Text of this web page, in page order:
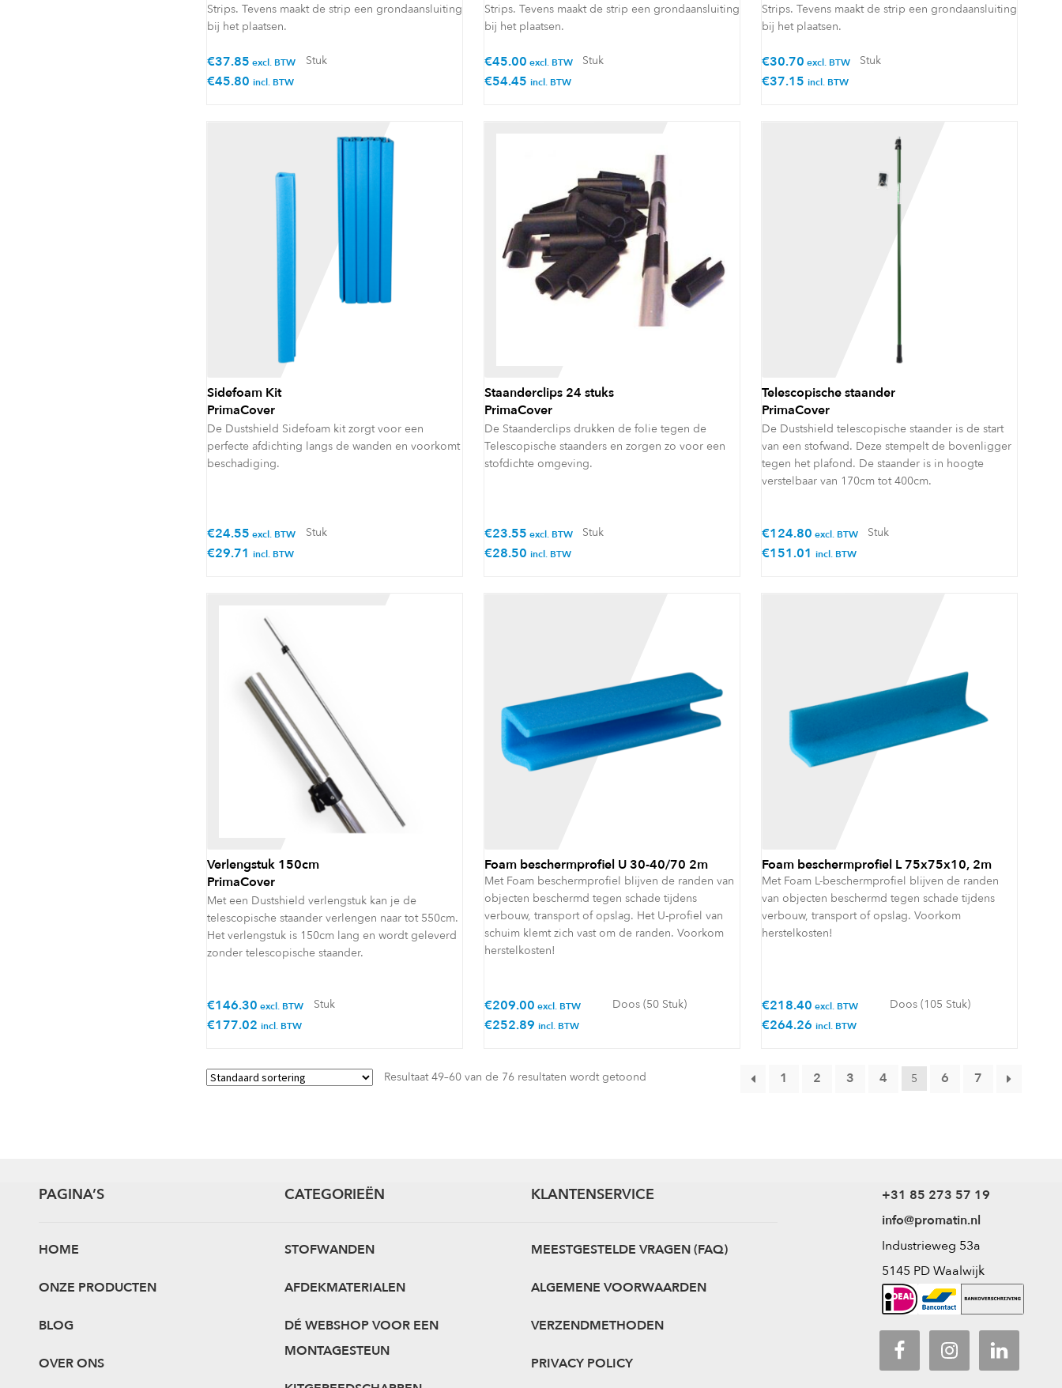
Strips. Tevens maakt de strip een grondaansluiting
bij het plaatsen.
€37.85 excl. BTW
€45.80 incl. BTW
Stuk
Strips. Tevens maakt de strip een grondaansluiting
bij het plaatsen.
€45.00 excl. BTW
€54.45 incl. BTW
Stuk
Strips. Tevens maakt de strip een grondaansluiting
bij het plaatsen.
€30.70 excl. BTW
€37.15 incl. BTW
Stuk
Sidefoam Kit
PrimaCover
De Dustshield Sidefoam kit zorgt voor een
perfecte afdichting langs de wanden en voorkomt
beschadiging.
€24.55 excl. BTW
€29.71 incl. BTW
Stuk
Staanderclips 24 stuks
PrimaCover
De Staanderclips drukken de folie tegen de
Telescopische staanders en zorgen zo voor een
stofdichte omgeving.
€23.55 excl. BTW
€28.50 incl. BTW
Stuk
Telescopische staander
PrimaCover
De Dustshield telescopische staander is de start
van een stofwand. Deze stempelt de bovenligger
tegen het plafond. De staander is in hoogte
verstelbaar van 170cm tot 400cm.
€124.80 excl. BTW
€151.01 incl. BTW
Stuk
Verlengstuk 150cm
PrimaCover
Met een Dustshield verlengstuk kan je de
telescopische staander verlengen naar tot 550cm.
Het verlengstuk is 150cm lang en wordt geleverd
zonder telescopische staander.
€146.30 excl. BTW
€177.02 incl. BTW
Stuk
Foam beschermprofiel U 30-40/70 2m
Met Foam beschermprofiel blijven de randen van
objecten beschermd tegen schade tijdens
verbouw, transport of opslag. Het U-profiel van
schuim klemt zich vast om de randen. Voorkom
herstelkosten!
€209.00 excl. BTW
€252.89 incl. BTW
Doos (50 Stuk)
Foam beschermprofiel L 75x75x10, 2m
Met Foam L-beschermprofiel blijven de randen
van objecten beschermd tegen schade tijdens
verbouw, transport of opslag. Voorkom
herstelkosten!
€218.40 excl. BTW
€264.26 incl. BTW
Doos (105 Stuk)
Resultaat 49–60 van de 76 resultaten wordt getoond 1 2 3 4 5 6 7
PAGINA’S
HOME
ONZE PRODUCTEN
BLOG
OVER ONS
CATEGORIEËN
STOFWANDEN
AFDEKMATERIALEN
DÉ WEBSHOP VOOR EEN
MONTAGESTEUN
KLANTENSERVICE
MEESTGESTELDE VRAGEN (FAQ)
ALGEMENE VOORWAARDEN
VERZENDMETHODEN
PRIVACY POLICY
+31 85 273 57 19
info@promatin.nl
Industrieweg 53a
5145 PD Waalwijk